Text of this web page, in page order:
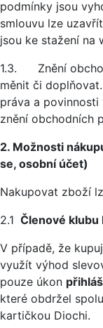
podmínky jsou
smlouvu lze
jsou ke stažení na
1.3. Znění
měnit či
práva a
znění obchodních
2. Možnosti
se, osobní účet)
Nakupovat zboží
2.1 Členové klubu
V případě, že
využít výhod
pouze úkon
které obdržel
kartičkou Diochi.